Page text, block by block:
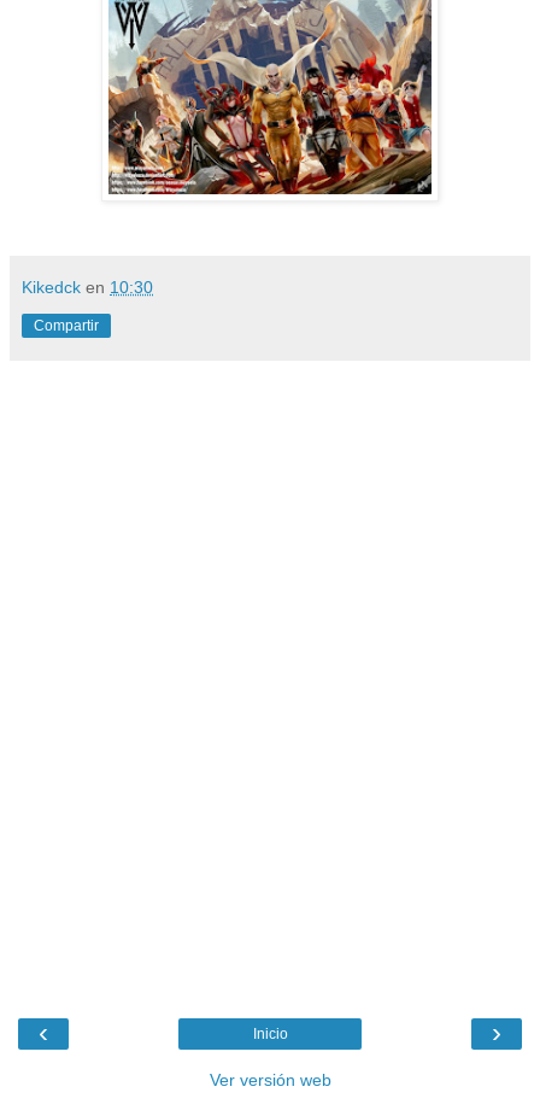
Kikedck en 10:30
Compartir
‹ ›
Inicio
Ver versión web